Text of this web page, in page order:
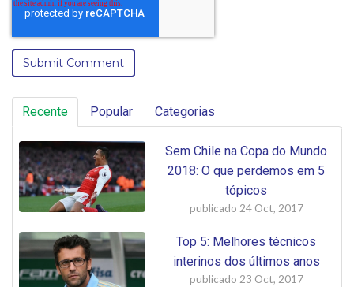
Recente Popular Categorias
Sem Chile na Copa do Mundo
2018: O que perdemos em 5
tópicos
publicado 24 Oct, 2017
Top 5: Melhores técnicos
interinos dos últimos anos
publicado 23 Oct, 2017